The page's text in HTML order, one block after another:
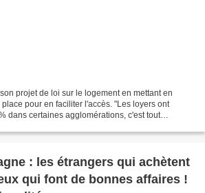
projet de loi sur le logement en mettant en
pour en faciliter l'accès. "Les loyers ont
dans certaines agglomérations, c'est tout
: les étrangers qui achètent
qui font de bonnes affaires !